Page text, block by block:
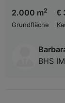
2.000 m2
Grundfläche
€
BHS